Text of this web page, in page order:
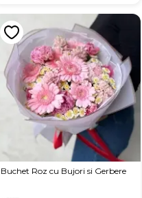
Buchet Roz cu Bujori si Gerbere